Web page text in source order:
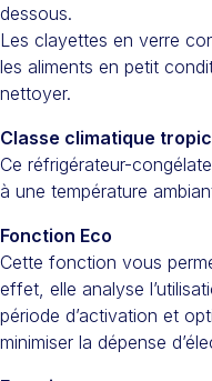
dessous.
Les clayettes en verre
les aliments en petit
nettoyer.
Classe climatique
Ce réfrigérateur-
à une température
Fonction Eco
Cette fonction vous
effet, elle analyse
période d’activation et
minimiser la dépense